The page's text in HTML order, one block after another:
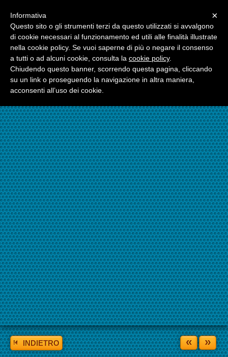
☎324.7403485
INDIETRO « »
×
Informativa
Questo sito o gli strumenti terzi da questo utilizzati si avvalgono
di cookie necessari al funzionamento ed utili alle finalità illustrate
nella cookie policy. Se vuoi saperne di più o negare il consenso
a tutti o ad alcuni cookie, consulta la cookie policy.
Chiudendo questo banner, scorrendo questa pagina, cliccando
su un link o proseguendo la navigazione in altra maniera,
acconsenti all’uso dei cookie.